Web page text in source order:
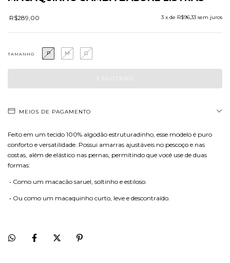
R$289,00 3 x de R$96,33 sem juros
TAMANHO P M G
MEIOS DE PAGAMENTO
Feito em um tecido 100% algodão estruturadinho, esse modelo é puro
conforto e versatilidade. Possui amarras ajustáveis no pescoço e nas
costas, além de elástico nas pernas, permitindo que você use de duas
formas:
• Como um macacão saruel, soltinho e estiloso.
• Ou como um macaquinho curto, leve e descontraído.